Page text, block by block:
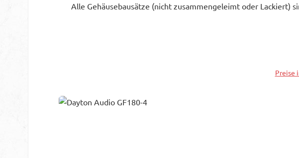
Alle Gehäusebausätze (nicht zusammengeleimt oder Lackiert)
Preise